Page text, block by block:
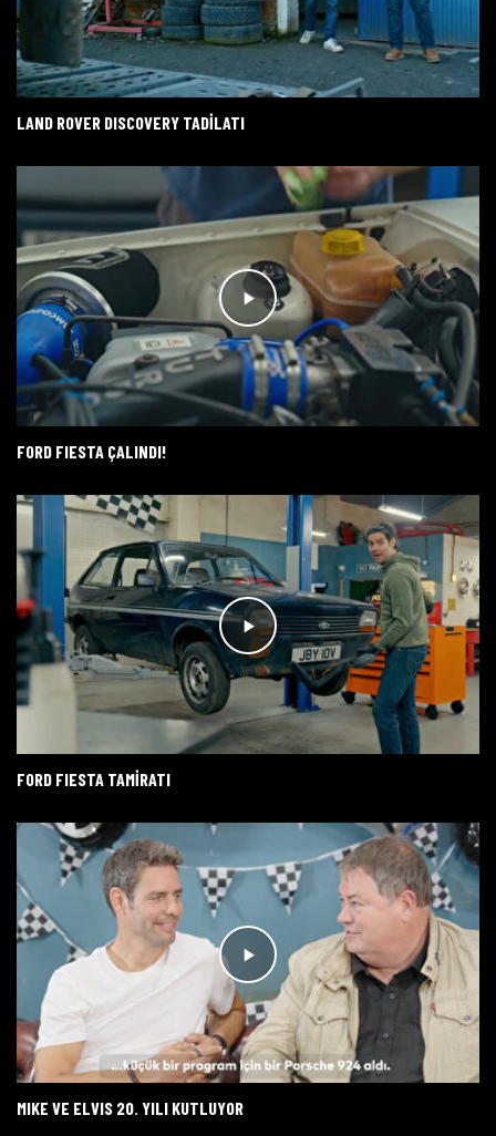
LAND ROVER DISCOVERY TADİLATI
FORD FIESTA ÇALINDI!
FORD FIESTA TAMİRATI
MIKE VE ELVIS 20. YILI KUTLUYOR